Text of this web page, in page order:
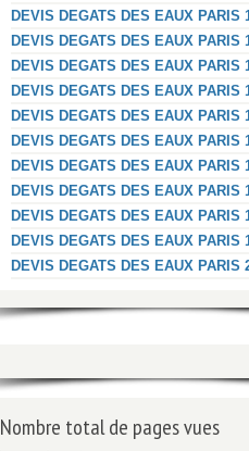
DEVIS DEGATS DES EAUX PARIS
DEVIS DEGATS DES EAUX PARIS
DEVIS DEGATS DES EAUX PARIS
DEVIS DEGATS DES EAUX PARIS
DEVIS DEGATS DES EAUX PARIS
DEVIS DEGATS DES EAUX PARIS
DEVIS DEGATS DES EAUX PARIS
DEVIS DEGATS DES EAUX PARIS
DEVIS DEGATS DES EAUX PARIS
DEVIS DEGATS DES EAUX PARIS
DEVIS DEGATS DES EAUX PARIS
Nombre total de pages vues